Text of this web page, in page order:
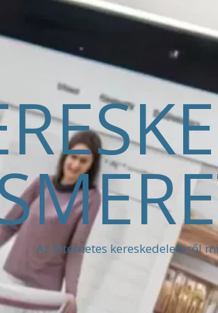
Az internetes kereskedelemről